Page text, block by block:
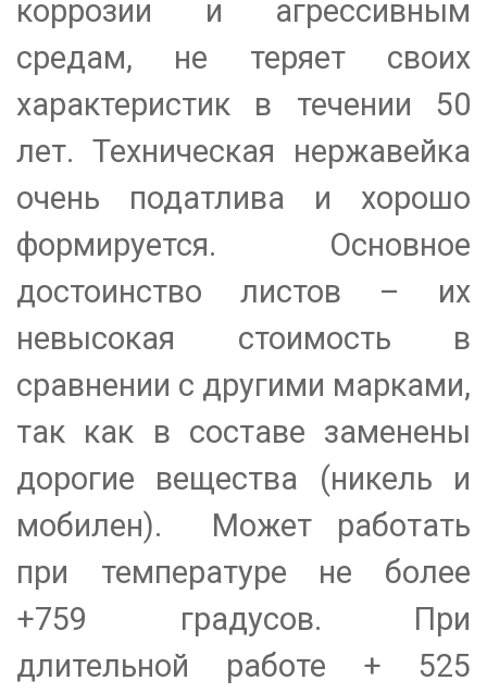
коррозии и агрессивным
средам, не теряет своих
характеристик в течении 50
лет. Техническая нержавейка
очень податлива и хорошо
формируется. Основное
достоинство листов – их
невысокая стоимость в
сравнении с другими марками,
так как в составе заменены
дорогие вещества (никель и
мобилен). Может работать
при температуре не более
+759 градусов. При
длительной работе + 525